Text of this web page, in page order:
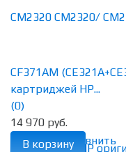
избранное сравнить
CF371AM
картриджей HP...
(0)
14 970 руб.
В корзину